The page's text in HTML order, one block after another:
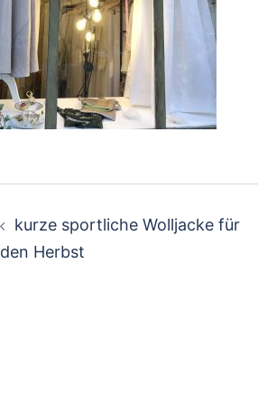
kurze sportliche Wolljacke für
den Herbst